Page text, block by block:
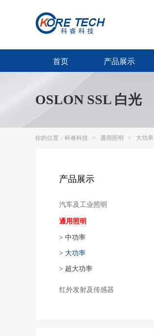
首页 产品展示
OSLON SSL 白光
你的位置： 科睿科技 > 通用照明 > 大功率
产品展示
汽车及工业照明
通用照明
> 中功率
> 大功率
> 超大功率
红外发射及传感器